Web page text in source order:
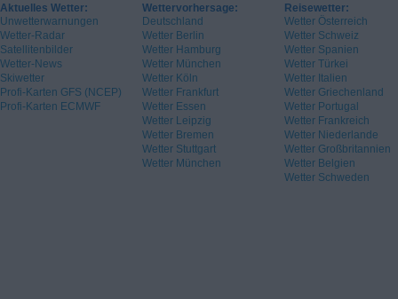
Aktuelles Wetter:
Unwetterwarnungen
Wetter-Radar
Satellitenbilder
Wetter-News
Skiwetter
Profi-Karten GFS (NCEP)
Profi-Karten ECMWF
Wettervorhersage:
Deutschland
Wetter Berlin
Wetter Hamburg
Wetter München
Wetter Köln
Wetter Frankfurt
Wetter Essen
Wetter Leipzig
Wetter Bremen
Wetter Stuttgart
Wetter München
Reisewetter:
Wetter Österreich
Wetter Schweiz
Wetter Spanien
Wetter Türkei
Wetter Italien
Wetter Griechenland
Wetter Portugal
Wetter Frankreich
Wetter Niederlande
Wetter Großbritannien
Wetter Belgien
Wetter Schweden